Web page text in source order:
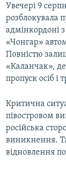
Увечері 9
розблокувала
адмінкордоні
«Чонгар»
Повністю
«Каланчак»,
пропуск осіб і
Критична
півостровом
російська
виникнення.
відновлення